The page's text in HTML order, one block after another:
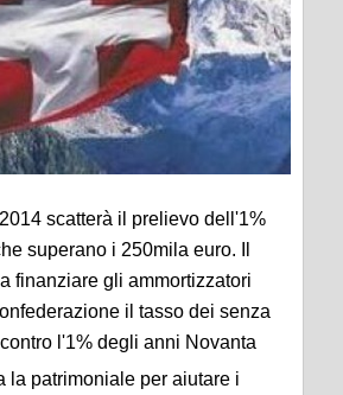
scatterà il prelievo dell'1%
superano i 250mila euro. Il
finanziare gli ammortizzatori
il tasso dei senza
l'1% degli anni Novanta
la patrimoniale per aiutare i